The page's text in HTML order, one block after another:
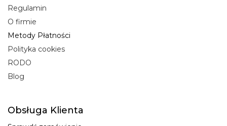
Regulamin
O firmie
Metody Płatności
Polityka cookies
RODO
Blog
Obsługa Klienta